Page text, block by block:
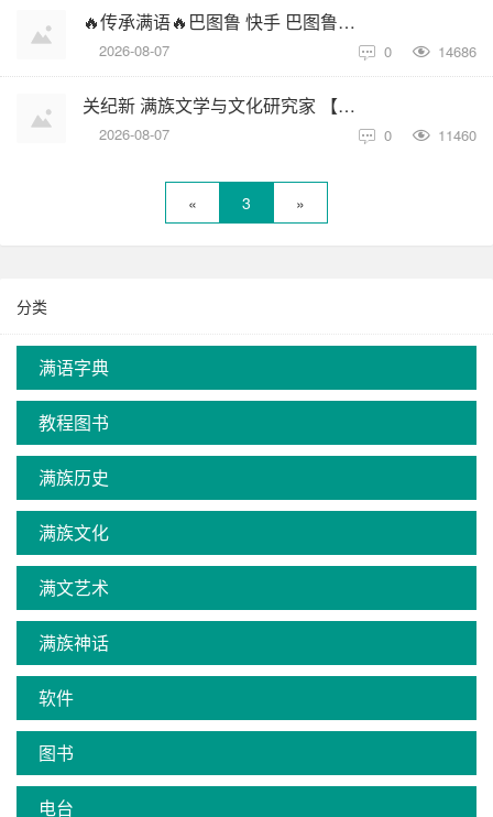
🔥传承满语🔥巴图鲁 快手 巴图鲁老师 【满族人物】
2026-08-07 0  14686
关纪新 满族文学与文化研究家 【满族人物】
2026-08-07 0  11460
« 3 »
分类
满语字典
教程图书
满族历史
满族文化
满文艺术
满族神话
软件
图书
电台